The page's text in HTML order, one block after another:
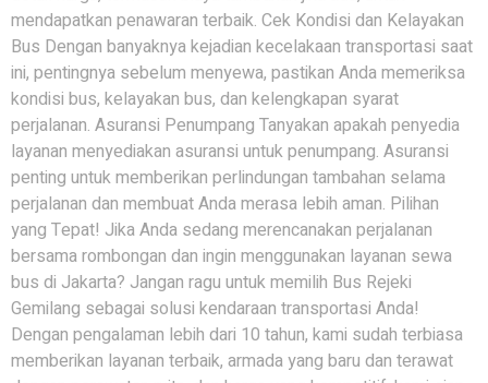
mendapatkan penawaran terbaik. Cek Kondisi dan Kelayakan
Bus Dengan banyaknya kejadian kecelakaan transportasi saat
ini, pentingnya sebelum menyewa, pastikan Anda memeriksa
kondisi bus, kelayakan bus, dan kelengkapan syarat
perjalanan. Asuransi Penumpang Tanyakan apakah penyedia
layanan menyediakan asuransi untuk penumpang. Asuransi
penting untuk memberikan perlindungan tambahan selama
perjalanan dan membuat Anda merasa lebih aman. Pilihan
yang Tepat! Jika Anda sedang merencanakan perjalanan
bersama rombongan dan ingin menggunakan layanan sewa
bus di Jakarta? Jangan ragu untuk memilih Bus Rejeki
Gemilang sebagai solusi kendaraan transportasi Anda!
Dengan pengalaman lebih dari 10 tahun, kami sudah terbiasa
memberikan layanan terbaik, armada yang baru dan terawat